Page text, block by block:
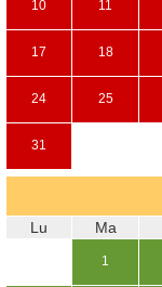
10 11
17 18
24 25
31
Lu Ma
1